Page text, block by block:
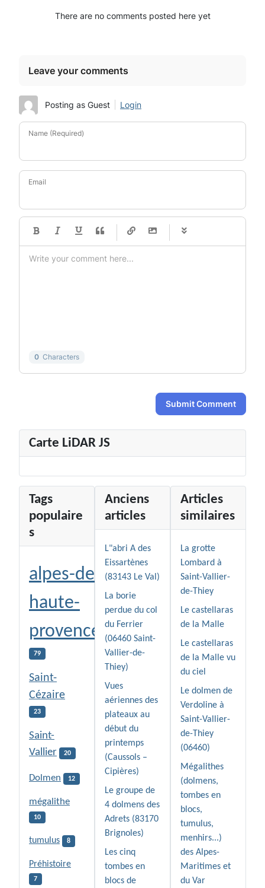
There are no comments posted here yet
Leave your comments
Posting as Guest Login
Name (Required)
Email
-
-
-
-
0 Characters
Submit Comment
Carte LiDAR JS
Tags
populaire
s
alpes-de-
haute-
provence
79
Saint-
Cézaire
23
Saint-
Vallier
20
Dolmen 12
mégalithe
10
tumulus 8
Préhistoire
7
Anciens
articles
L"abri A des
Eissartènes
(83143 Le Val)
La borie
perdue du col
du Ferrier
(06460 Saint-
Vallier-de-
Thiey)
Vues
aériennes des
plateaux au
début du
printemps
(Caussols –
Cipières)
Le groupe de
4 dolmens des
Adrets (83170
Brignoles)
Les cinq
tombes en
blocs de
Articles
similaires
La grotte
Lombard à
Saint-Vallier-
de-Thiey
Le castellaras
de la Malle
Le castellaras
de la Malle vu
du ciel
Le dolmen de
Verdoline à
Saint-Vallier-
de-Thiey
(06460)
Mégalithes
(dolmens,
tombes en
blocs,
tumulus,
menhirs...)
des Alpes-
Maritimes et
du Var